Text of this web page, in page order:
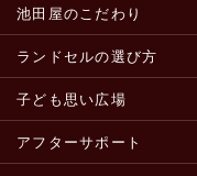
池田屋のこだわり
ランドセルの選び方
子ども思い広場
アフターサポート